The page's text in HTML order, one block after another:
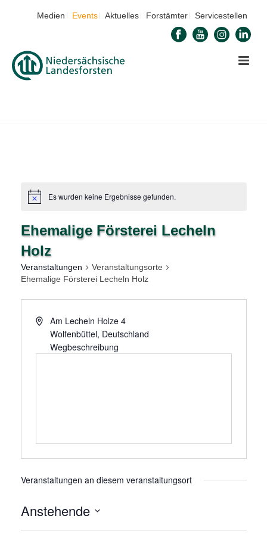
Medien Events Aktuelles Forstämter Servicestellen
Es wurden keine Ergebnisse gefunden.
Ehemalige Försterei Lecheln
Holz
Veranstaltungen
Veranstaltungsorte
Ehemalige Försterei Lecheln Holz
Am Lecheln Holze 4
Wolfenbüttel, Deutschland
Wegbeschreibung
Veranstaltungen an diesem veranstaltungsort
Anstehende
Datum